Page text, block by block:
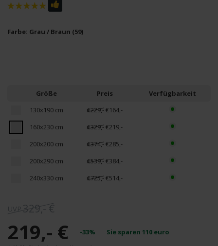
Farbe: Grau / Braun (59)
Größe Preis
Verfügbarkeit
130x190 cm
€229,-€164,-
160x230 cm
€329,-€219,-
200x200 cm
€374,-€285,-
200x290 cm
€539,-€384,-
240x330 cm
€725,-€514,-
329,- €
219,- € -33% Sie sparen 110 euro